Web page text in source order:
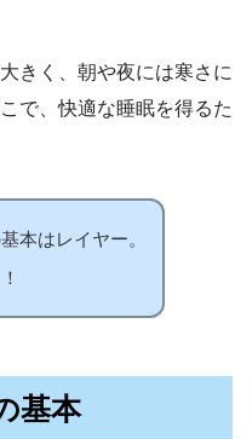
きく、朝や夜には寒さに
で、快適な睡眠を得るた
本はレイヤー。
基本